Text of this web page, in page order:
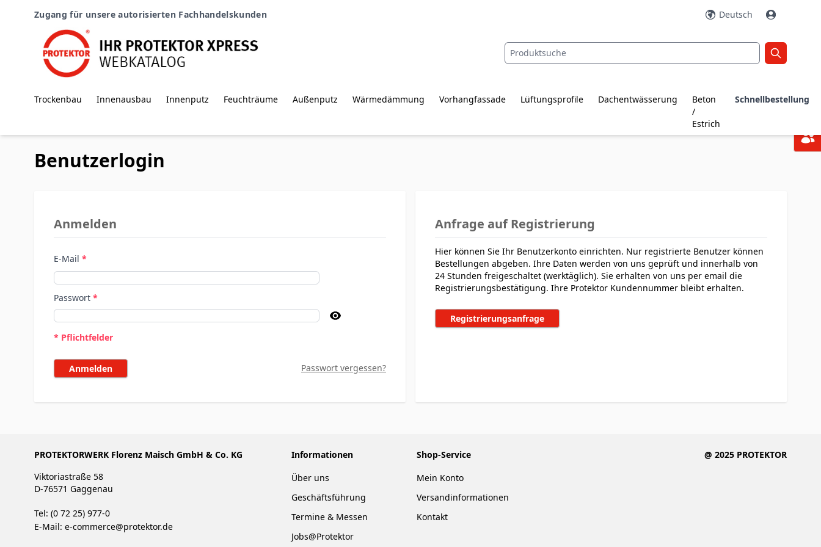
Zugang für unsere autorisierten Fachhandelskunden Deutsch
Trockenbau Innenausbau Innenputz Feuchträume Außenputz Wärmedämmung Vorhangfassade Lüftungsprofile Dachentwässerung
Beton
/
Estrich
Schnellbestellung
Benutzerlogin
Anmelden
E-Mail
Passwort
* Pflichtfelder
Anmelden Passwort vergessen?
Anfrage auf Registrierung
Hier können Sie Ihr Benutzerkonto einrichten. Nur registrierte Benutzer können
Bestellungen abgeben. Ihre Daten werden von uns geprüft und innerhalb von
24 Stunden freigeschaltet (werktäglich). Sie erhalten von uns per email die
Registrierungsbestätigung. Ihre Protektor Kundennummer bleibt erhalten.
Registrierungsanfrage
PROTEKTORWERK Florenz Maisch GmbH & Co. KG
Viktoriastraße 58
D-76571 Gaggenau
Tel: (0 72 25) 977-0
E-Mail: e-commerce@protektor.de
Informationen
Über uns
Geschäftsführung
Termine & Messen
Jobs@Protektor
Shop-Service
Mein Konto
Versandinformationen
Kontakt
@ 2025 PROTEKTOR